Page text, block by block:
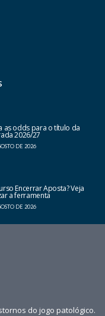
as odds para o título da
2026/27
DE 2026
Encerrar Aposta? Veja
a ferramenta
DE 2026
do jogo patológico.